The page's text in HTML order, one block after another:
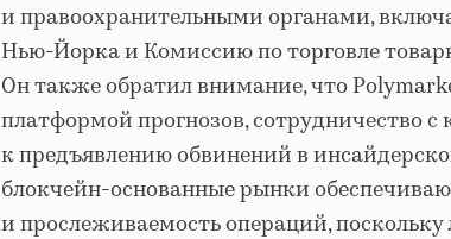
и правоохранительными органами,
Нью-Йорка и Комиссию по торговле
Он также обратил внимание, что
платформой прогнозов, сотрудничество
к предъявлению обвинений в
блокчейн-основанные рынки
и прослеживаемость операций,